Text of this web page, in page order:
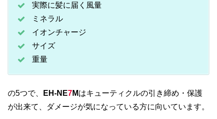
実際に髪に届く風量
ミネラル
イオンチャージ
サイズ
重量
の5つで、 EH-NE7Mはキューティクルの引き締め・保護
が出来て、ダメージが気になっている方に向いています。